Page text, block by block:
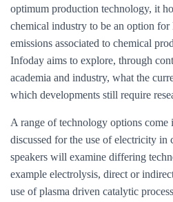
optimum production technology, it
chemical industry to be an option for
emissions associated to chemical
Infoday aims to explore, through
academia and industry, what the
which developments still require
A range of technology options come
discussed for the use of electricity in
speakers will examine differing
example electrolysis, direct or
use of plasma driven catalytic